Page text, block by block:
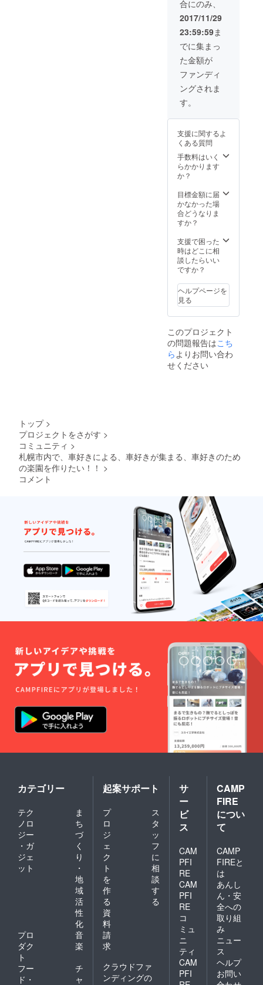
合にのみ、
2017/11/29
23:59:59ま
でに集まっ
た金額が
ファンディ
ングされま
す。
支援に関するよ
くある質問
手数料はいく
らかかります
か？
目標金額に届
かなかった場
合どうなりま
すか？
支援で困った
時はどこに相
談したらいい
ですか？
ヘルプページを
見る
このプロジェクト
の問題報告はこち
ら よりお問い合わ
せください
トップ >
プロジェクトをさがす >
コミュニティ >
札幌市内で、車好きによる、車好きが集まる、車好きのため
の楽園を作りたい！！ >
コメント
カテゴリー
テク
ノロ
ジー
・ガ
ジェ
ット
ま
ち
づ
く
り
・
地
域
活
性
化
プロ
ダク
ト
音
楽
フー
ド・
チ
ャ
起案サポート
プ
ロ
ジ
ェ
ク
ト
を
作
る
ス
タ
ッ
フ
に
相
談
す
る
資
料
請
求
クラウドファ
ンディングの
サ
ー
ビ
ス
CAM
PFI
RE
CAM
PFI
RE
コ
ミュ
ニ
ティ
CAM
PFI
CAMP
FIRE
につい
て
CAMP
FIREと
は
あんし
ん・安
全への
取り組
み
ニュー
ス
ヘルプ
お問い